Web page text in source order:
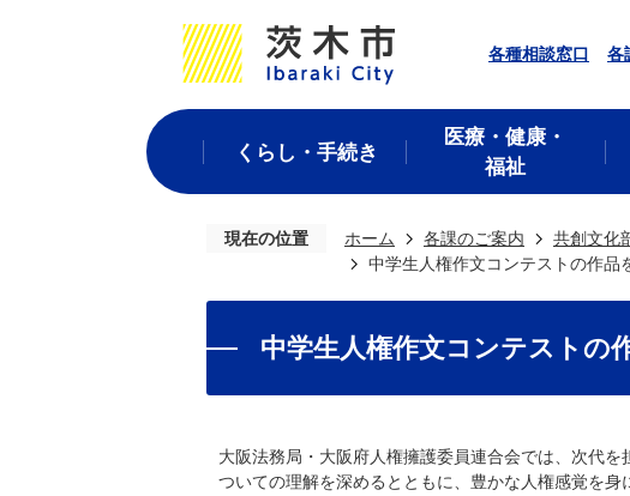
各種相談窓口 各
くらし・手続き
医療・健康・
福祉
現在の位置 ホーム 各課のご案内 共創文化
中学⽣⼈権作⽂コンテストの作品
中学⽣⼈権作⽂コンテストの
⼤阪法務局・⼤阪府⼈権擁護委員連合会では、次代
ついての理解を深めるとともに、豊かな⼈権感覚を